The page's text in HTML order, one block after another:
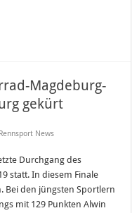
Magdeburg-
gekürt
Rennsport News
Durchgang des
statt. In diesem Finale
Bei den jüngsten Sportlern
mit 129 Punkten Alwin